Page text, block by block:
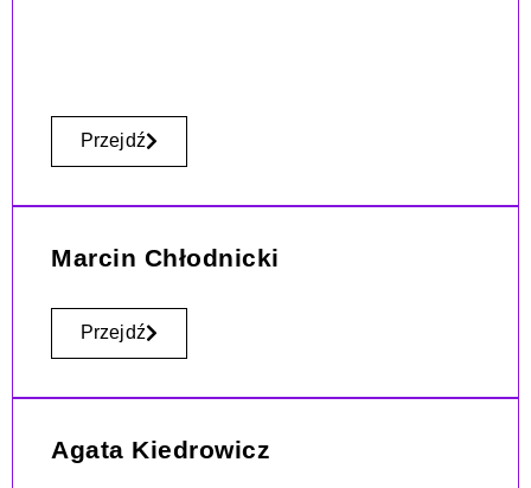
Przejdź
Marcin Chłodnicki
Przejdź
Agata Kiedrowicz